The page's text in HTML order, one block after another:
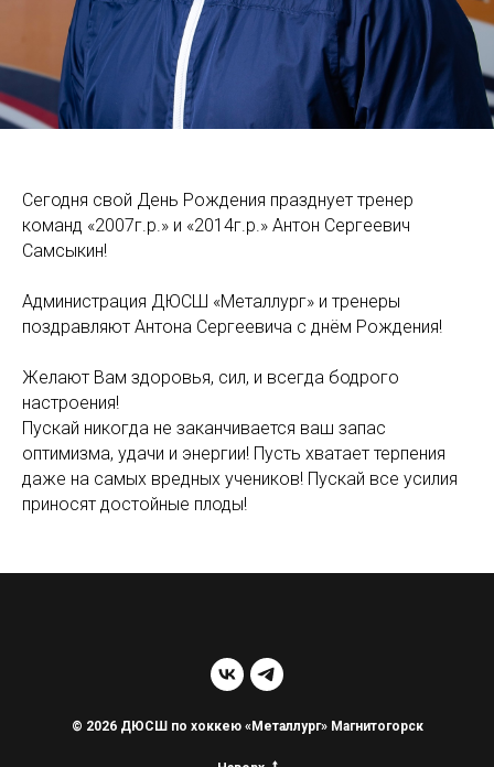
Сегодня свой День Рождения празднует тренер
команд «2007г.р.» и «2014г.р.» Антон Сергеевич
Самсыкин!
Администрация ДЮСШ «Металлург» и тренеры
поздравляют Антона Сергеевича с днём Рождения!
Желают Вам здоровья, сил, и всегда бодрого
настроения!
Пускай никогда не заканчивается ваш запас
оптимизма, удачи и энергии! Пусть хватает терпения
даже на самых вредных учеников! Пускай все усилия
приносят достойные плоды!
© 2026 ДЮСШ по хоккею «Металлург» Магнитогорск